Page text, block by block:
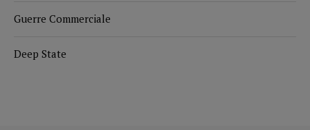
Guerre Commerciale
Deep State